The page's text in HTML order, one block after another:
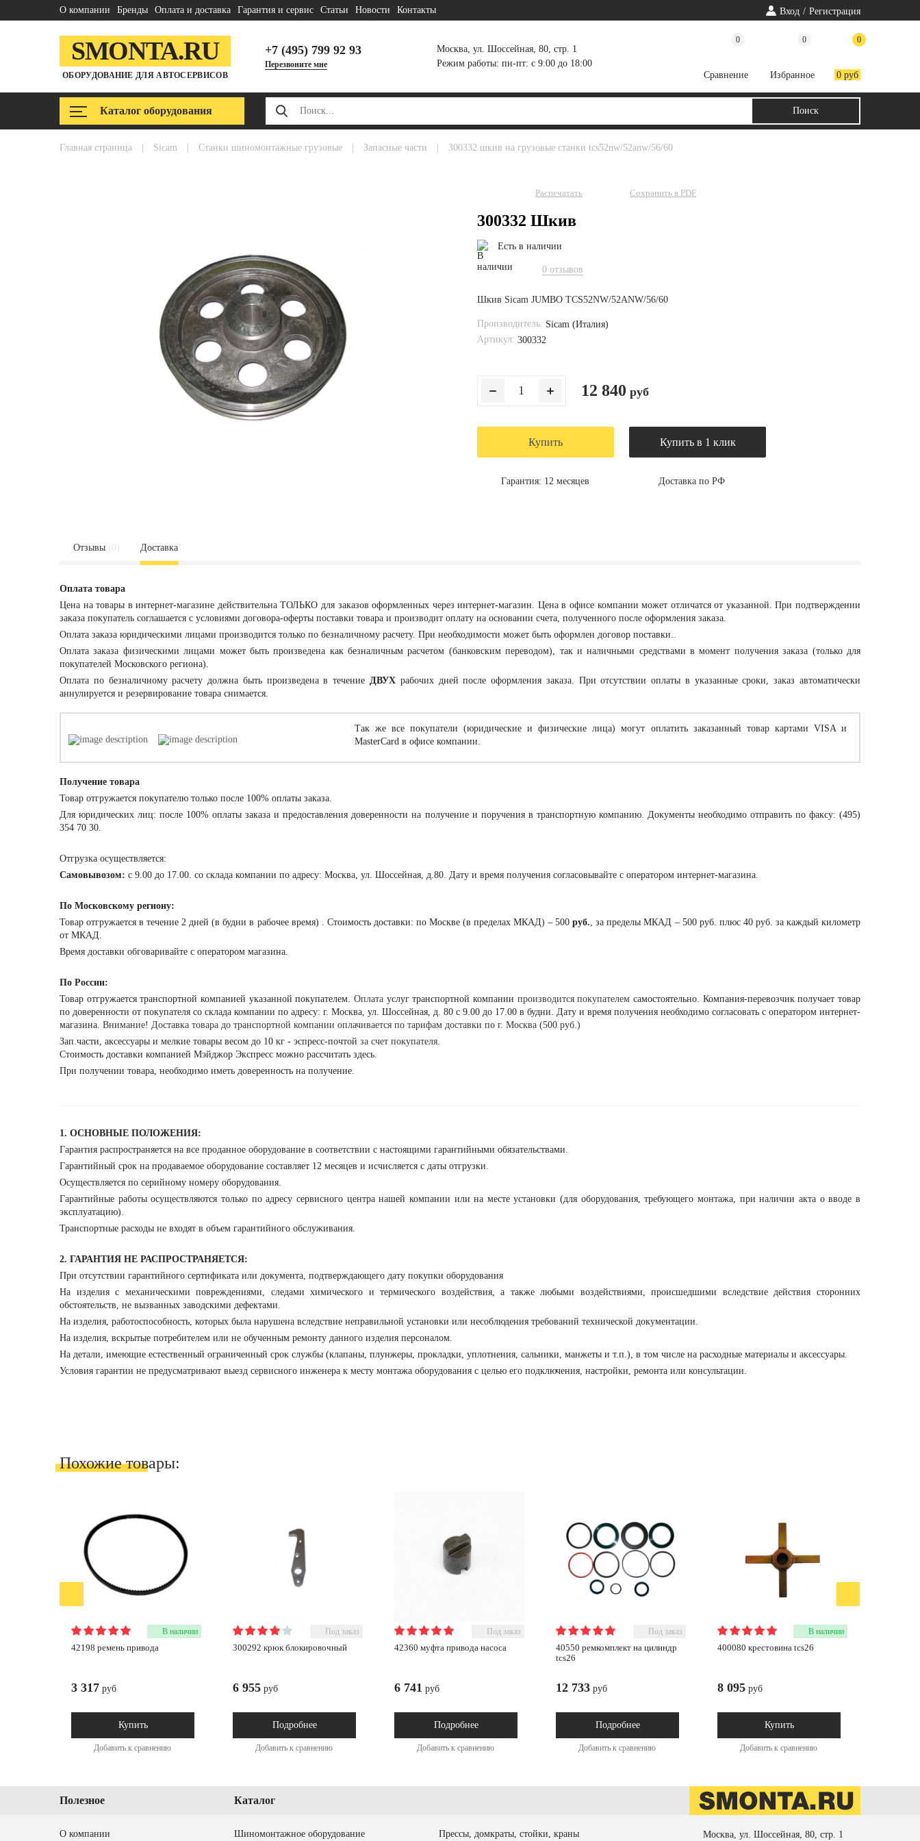
О компании Бренды Оплата и доставка Гарантия и сервис Статьи Новости Контакты Вход / Регистрация
SMONTA.RU
ОБОРУДОВАНИЕ ДЛЯ АВТОСЕРВИСОВ
+7 (495) 799 92 93
Перезвоните мне
Москва, ул. Шоссейная, 80, стр. 1
Режим работы: пн-пт: с 9:00 до 18:00
0
Cравнение
0
Избранное
0
0 руб
Каталог оборудования
главная страница sicam станки шиномонтажные грузовые запасные части 300332 шкив на грузовые станки tcs52nw/52anw/56/60
Распечатать Сохранить в PDF
300332 Шкив
Есть в наличии
0 отзывов
Шкив Sicam JUMBO TCS52NW/52ANW/56/60
Производитель: Sicam (Италия)
Артикул: 300332
12 840 руб
Купить Купить в 1 клик
Гарантия: 12 месяцев Доставка по РФ
Отзывы (0) Доставка
Оплата товара
Цена на товары в интернет-магазине действительна ТОЛЬКО для заказов оформленных через интернет-магазин. Цена в офисе компании может отличатся от указанной. При подтверждении
заказа покупатель соглашается с условиями договора-оферты поставки товара и производит оплату на основании счета, полученного после оформления заказа.
Оплата заказа юридическими лицами производится только по безналичному расчету. При необходимости может быть оформлен договор поставки..
Оплата заказа физическими лицами может быть произведена как безналичным расчетом (банковским переводом), так и наличными средствами в момент получения заказа (только для
покупателей Московского региона).
Оплата по безналичному расчету должна быть произведена в течение ДВУХрабочих дней после оформления заказа. При отсутствии оплаты в указанные сроки, заказ автоматически
аннулируется и резервирование товара снимается.
Так же все покупатели (юридические и физические лица) могут оплатить заказанный товар картами VISA и
MasterCard в офисе компании.
Получение товара
Товар отгружается покупателю только после 100% оплаты заказа.
Для юридических лиц: после 100% оплаты заказа и предоставления доверенности на получение и поручения в транспортную компанию. Документы необходимо отправить по факсу: (495)
354 70 30.
Отгрузка осуществляется:
Самовывозом: с 9.00 до 17.00. со склада компании по адресу: Москва, ул. Шоссейная, д.80. Дату и время получения согласовывайте с оператором интернет-магазина.
По Московскому региону:
Товар отгружается в течение 2 дней (в будни в рабочее время) . Стоимость доставки: по Москве (в пределах МКАД) – 500 руб., за пределы МКАД – 500 руб. плюс 40 руб. за каждый километр
от МКАД.
Время доставки обговаривайте с оператором магазина.
По России:
Товар отгружается транспортной компанией указанной покупателем. Оплата услуг транспортной компании производится покупателем самостоятельно. Компания-перевозчик получает товар
по доверенности от покупателя со склада компании по адресу: г. Москва, ул. Шоссейная, д. 80 с 9.00 до 17.00 в будни. Дату и время получения необходимо согласовать с оператором интернет-
магазина. Внимание! Доставка товара до транспортной компании оплачивается по тарифам доставки по г. Москва (500 руб.)
Зап.части, аксессуары и мелкие товары весом до 10 кг - эспресс-почтой за счет покупателя.
Стоимость доставки компанией Мэйджор Экспресс можно рассчитать здесь.
При получении товара, необходимо иметь доверенность на получение.
1. ОСНОВНЫЕ ПОЛОЖЕНИЯ:
Гарантия распространяется на все проданное оборудование в соответствии с настоящими гарантийными обязательствами.
Гарантийный срок на продаваемое оборудование составляет 12 месяцев и исчисляется с даты отгрузки.
Осуществляется по серийному номеру оборудования.
Гарантийные работы осуществляются только по адресу сервисного центра нашей компании или на месте установки (для оборудования, требующего монтажа, при наличии акта о вводе в
эксплуатацию).
Транспортные расходы не входят в объем гарантийного обслуживания.
2. ГАРАНТИЯ НЕ РАСПРОСТРАНЯЕТСЯ:
При отсутствии гарантийного сертификата или документа, подтверждающего дату покупки оборудования
На изделия с механическими повреждениями, следами химического и термического воздействия, а также любыми воздействиями, происшедшими вследствие действия сторонних
обстоятельств, не вызванных заводскими дефектами.
На изделия, работоспособность, которых была нарушена вследствие неправильной установки или несоблюдения требований технической документации.
На изделия, вскрытые потребителем или не обученным ремонту данного изделия персоналом.
На детали, имеющие естественный ограниченный срок службы (клапаны, плунжеры, прокладки, уплотнения, сальники, манжеты и т.п.), в том числе на расходные материалы и аксессуары.
Условия гарантии не предусматривают выезд сервисного инженера к месту монтажа оборудования с целью его подключения, настройки, ремонта или консультации.
Похожие товары:
В наличии
42198 ремень привода
3 317 руб
Купить
Добавить к сравнению
Под заказ
300292 крюк блокировочный
6 955 руб
Подробнее
Добавить к сравнению
Под заказ
42360 муфта привода насоса
6 741 руб
Подробнее
Добавить к сравнению
Под заказ
40550 ремкомплект на цилиндр
tcs26
12 733 руб
Подробнее
Добавить к сравнению
В наличии
400080 крестовина tcs26
8 095 руб
Купить
Добавить к сравнению
Полезное Каталог
О компании Шиномонтажное оборудование Прессы, домкраты, стойки, краны Москва, ул. Шоссейная, 80, стр. 1